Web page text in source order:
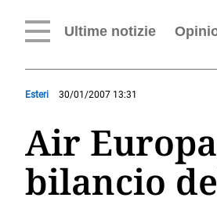
Ultime notizie
Esteri 30/01/2007 13:31
Air
bilancio